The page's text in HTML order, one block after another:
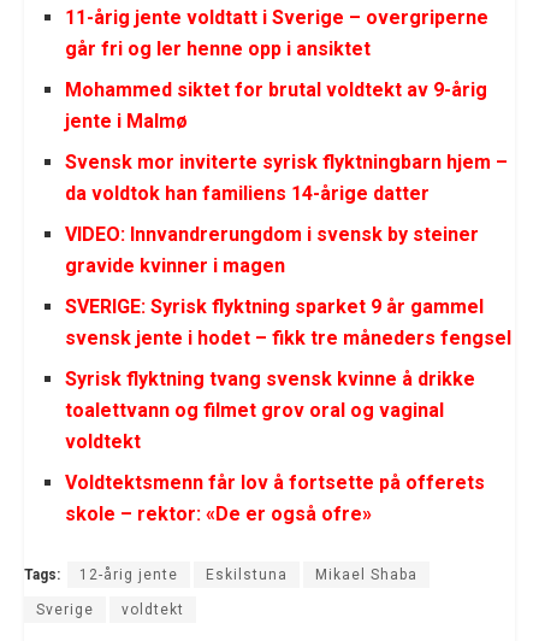
11-årig jente voldtatt i Sverige – overgriperne
går fri og ler henne opp i ansiktet
Mohammed siktet for brutal voldtekt av 9-årig
jente i Malmø
Svensk mor inviterte syrisk flyktningbarn hjem –
da voldtok han familiens 14-årige datter
VIDEO: Innvandrerungdom i svensk by steiner
gravide kvinner i magen
SVERIGE: Syrisk flyktning sparket 9 år gammel
svensk jente i hodet – fikk tre måneders fengsel
Syrisk flyktning tvang svensk kvinne å drikke
toalettvann og filmet grov oral og vaginal
voldtekt
Voldtektsmenn får lov å fortsette på offerets
skole – rektor: «De er også ofre»
Tags: 12-årig jente Eskilstuna Mikael Shaba
Sverige voldtekt